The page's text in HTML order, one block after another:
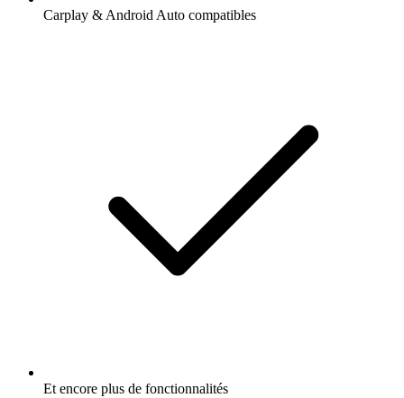
Carplay & Android Auto compatibles
Et encore plus de fonctionnalités